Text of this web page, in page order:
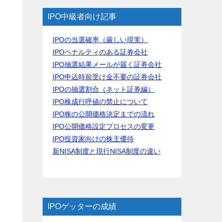
IPO中級者向け記事
IPOの当選確率（厳しい現実）
IPOペナルティのある証券会社
IPO抽選結果メールが届く証券会社
IPO申込時前受け金不要の証券会社
IPOの抽選割合（ネット証券編）
IPO株成行呼値の禁止について
IPO株の公開価格決定までの流れ
IPO公開価格設定プロセスの変更
IPO投資家向けの株主優待
新NISA制度と現行NISA制度の違い
IPOゲッターの成績